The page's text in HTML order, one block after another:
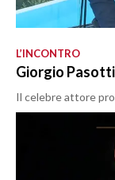
L’INCONTRO
Giorgio
Il celebre attore